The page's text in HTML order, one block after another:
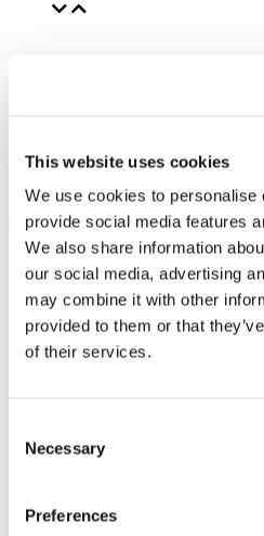
This website uses cookies
We use cookies to personalise
provide social media features
We also share information
our social media, advertising
may combine it with other
provided to them or that
of their services.
Selection
Necessary
Preferences